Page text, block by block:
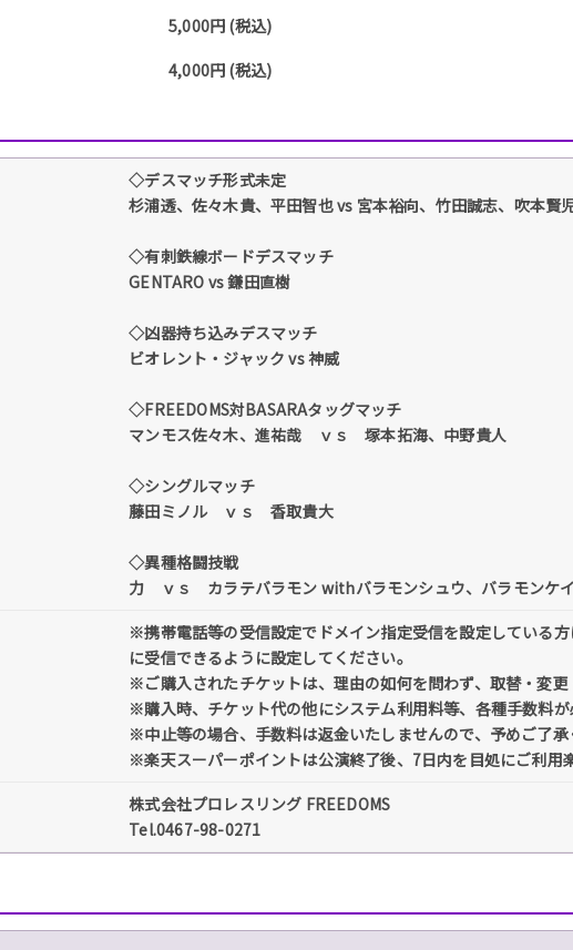
5,000円 (税込)
4,000円 (税込)
◇デスマッチ形式未定
杉浦透、佐々木貴、平田智也 vs 宮本裕向、竹田誠志、吹本賢
◇有刺鉄線ボードデスマッチ
GENTARO vs 鎌田直樹
◇凶器持ち込みデスマッチ
ビオレント・ジャック vs 神威
◇FREEDOMS対BASARAタッグマッチ
マンモス佐々木、進祐哉 ｖｓ 塚本拓海、中野貴人
◇シングルマッチ
藤田ミノル ｖｓ 香取貴大
◇異種格闘技戦
力 ｖｓ カラテバラモン withバラモンシュウ、バラモンケイ
※携帯電話等の受信設定でドメイン指定受信を設定してい
に受信できるように設定してください。
※ご購入されたチケットは、理由の如何を問わず、取替・変更
※購入時、チケット代の他にシステム利用料等、各種手数料が
※中止等の場合、手数料は返金いたしませんので、予めご了承
※楽天スーパーポイントは公演終了後、7日内を目処にご利用
株式会社プロレスリング FREEDOMS
Tel.0467-98-0271